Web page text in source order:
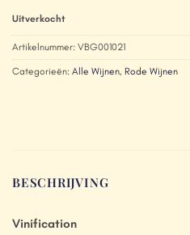
Uitverkocht
Artikelnummer: VBG001021
Categorieën: Alle Wijnen, Rode Wijnen
BESCHRIJVING
Vinification